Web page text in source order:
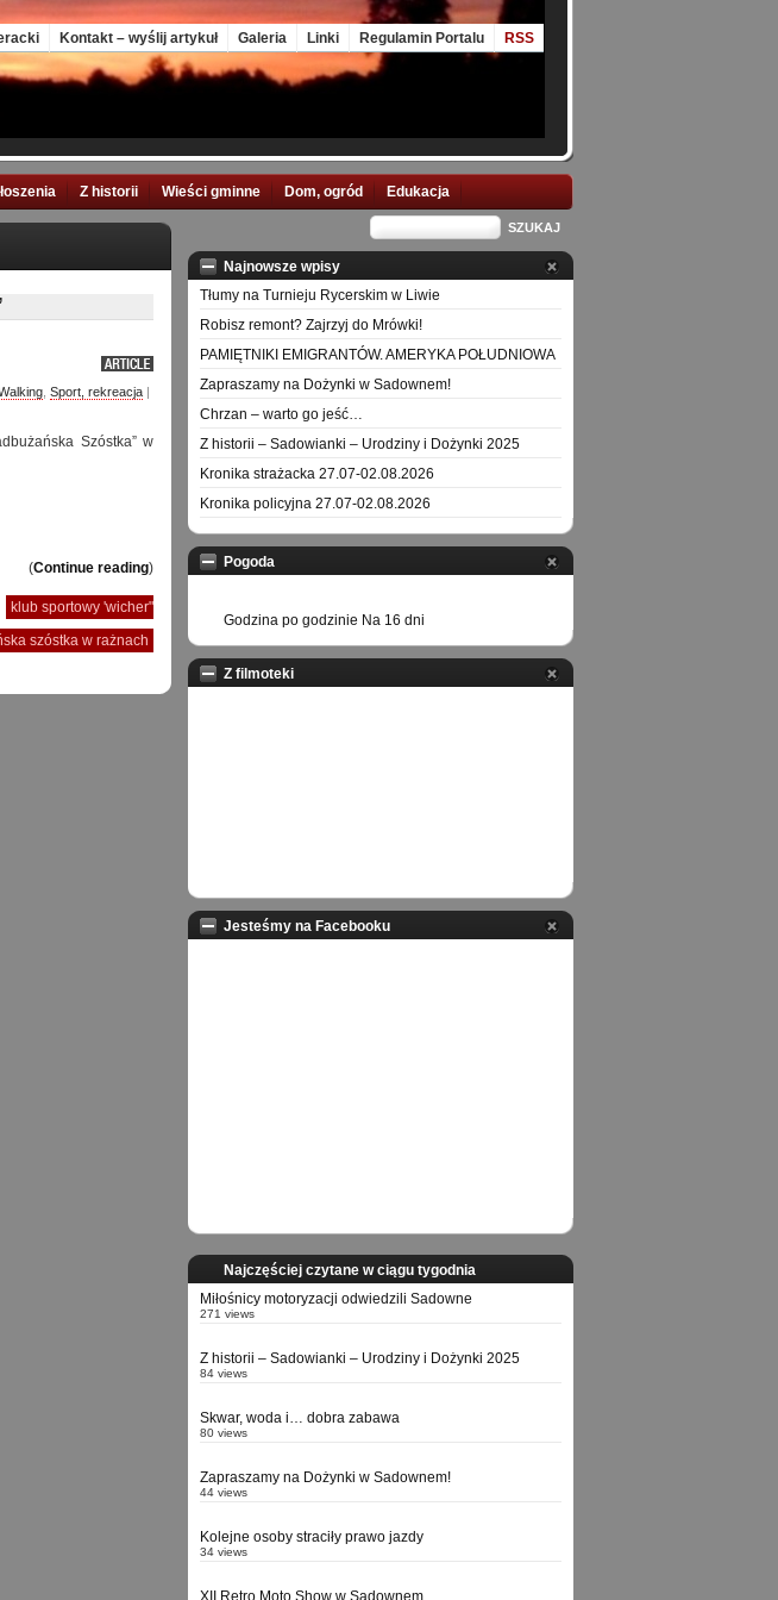
Kontakt – wyślij artykuł Galeria Linki Regulamin Portalu RSS
Z historii Wieści gminne Dom, ogród Edukacja
Sport, rekreacja |
Szóstka” w
(Continue reading)
klub sportowy 'wicher"
szóstka w rażnach
Najnowsze wpisy
Tłumy na Turnieju Rycerskim w Liwie
Robisz remont? Zajrzyj do Mrówki!
PAMIĘTNIKI EMIGRANTÓW. AMERYKA POŁUDNIOWA
Zapraszamy na Dożynki w Sadownem!
Chrzan – warto go jeść…
Z historii – Sadowianki – Urodziny i Dożynki 2025
Kronika strażacka 27.07-02.08.2026
Kronika policyjna 27.07-02.08.2026
Pogoda
Godzina po godzinie Na 16 dni
Z filmoteki
Jesteśmy na Facebooku
Najczęściej czytane w ciągu tygodnia
Miłośnicy motoryzacji odwiedzili Sadowne
271 views
Z historii – Sadowianki – Urodziny i Dożynki 2025
84 views
Skwar, woda i… dobra zabawa
80 views
Zapraszamy na Dożynki w Sadownem!
44 views
Kolejne osoby straciły prawo jazdy
34 views
XII Retro Moto Show w Sadownem